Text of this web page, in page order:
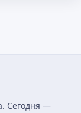
Сегодня —